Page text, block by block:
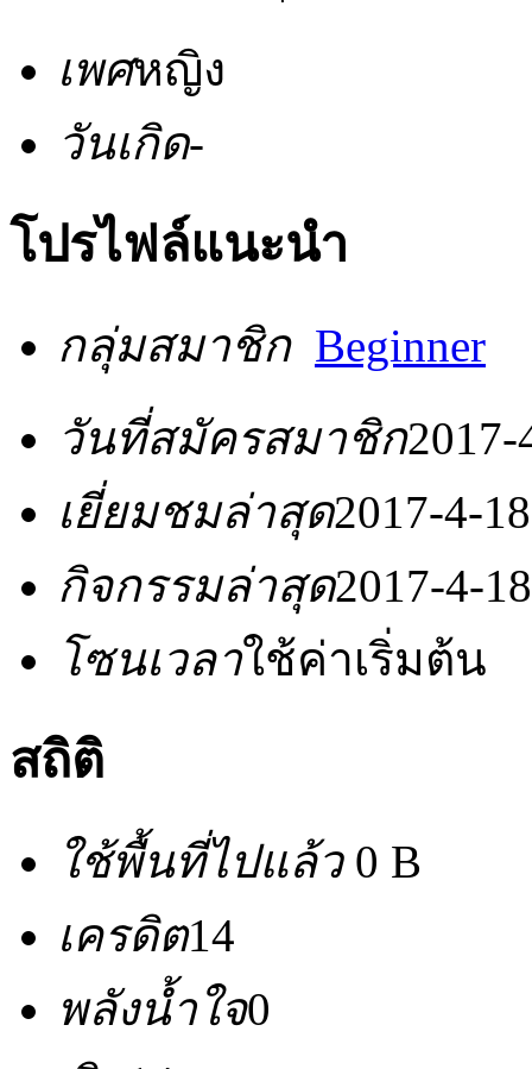
เพศหญิง
วันเกิด-
โปรไฟล์แนะนำ
กลุ่มสมาชิก Beginner
วันที่สมัครสมาชิก2017-
เยี่ยมชมล่าสุด2017-4-
กิจกรรมล่าสุด2017-4-
โซนเวลาใช้ค่าเริ่มต้น
สถิติ
ใช้พื้นที่ไปแล้ว0 B
เครดิต14
พลังน้ำใจ0